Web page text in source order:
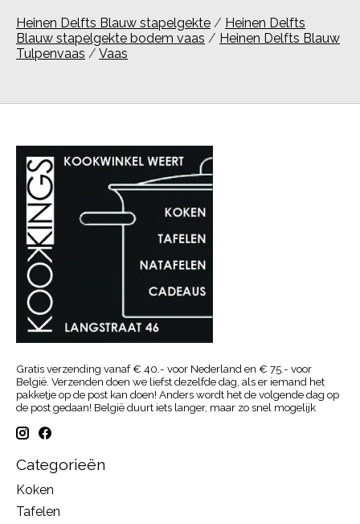
Heinen Delfts Blauw stapelgekte / Heinen Delfts
Blauw stapelgekte bodem vaas / Heinen Delfts Blauw
Tulpenvaas / Vaas
Gratis verzending vanaf € 40.- voor Nederland en € 75.- voor
België. Verzenden doen we liefst dezelfde dag, als er iemand het
pakketje op de post kan doen! Anders wordt het de volgende dag op
de post gedaan! België duurt iets langer, maar zo snel mogelijk
Categorieën
Koken
Tafelen